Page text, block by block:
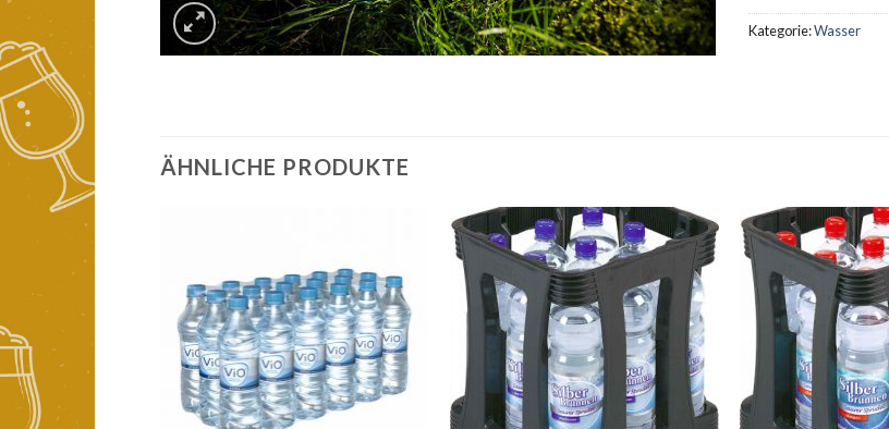
Kategorie:Wasser
ÄHNLICHE PRODUKTE